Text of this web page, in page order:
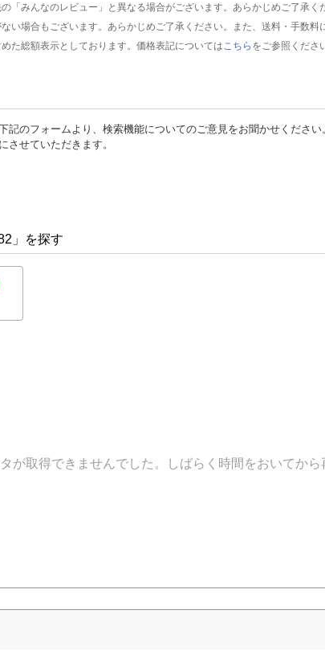
「みんなのレビュー」と異なる場合がございます。あらかじめご了承く
い場合もございます。あらかじめご了承ください。また、送料・手数料
た総額表示としております。価格表記については こちら をご参照くださ
のフォームより、検索機能についてのご意見をお聞かせください
させていただきます。
」を探す
が取得できませんでした。しばらく時間をおいてから